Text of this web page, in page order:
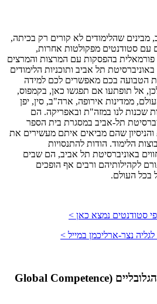
מבינים שהלימודים לא קורים רק בכיתה,
עם סטודנטים מפקולטות אחרות,
בהפסקות עם המרצות והמרצים
תל אביב ותוכניות הלימודים
הטבועה בכם מאפשרים לכם למידה
אל תופתעו אם תפגשו כאן, בקמפוס,
ממדינות אירופה, ארה"ב, סין, יפן
שכנות לנו במזה"ת ובאפריקה. הם
תל-אביב במסגרת בית הספר
והניסיון שהם מביאים איתם מעשירים את
הלימוד. הודות להתנסויות
באוניברסיטת תל אביב, הם שבים
לקהילותיהם ורבים אף הופכים
בכל העולם.
סטודנטים נמצא כאן >
נצר-ארליכמן במייל >
חדש: תעודת הכישורים הגלובליים (Global Competence